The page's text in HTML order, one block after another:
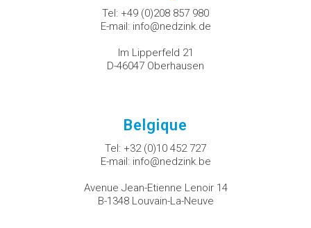
Tel: +49 (0)208 857 980
E-mail: info@nedzink.de
Im Lipperfeld 21
D-46047 Oberhausen
Belgique
Tel: +32 (0)10 452 727
E-mail: info@nedzink.be
Avenue Jean-Etienne Lenoir 14
B-1348 Louvain-La-Neuve